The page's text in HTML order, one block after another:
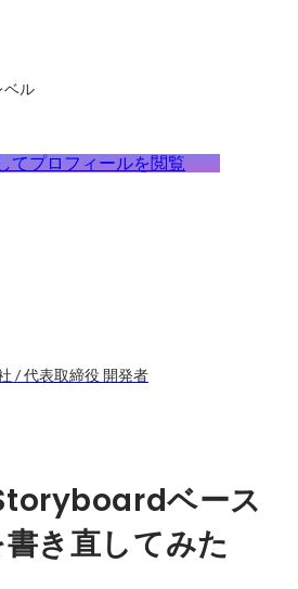
ベル
てプロフィールを閲覧
/ 代表取締役 開発者
ベース
き直してみた